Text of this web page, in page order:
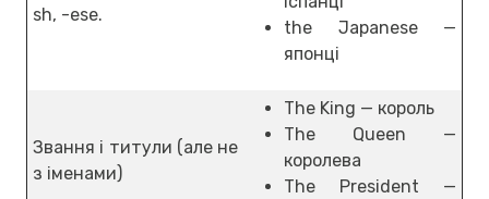
sh, -ese.
the Japanese —
японці
Звання і титули (але не
з іменами)
The King — король
The Queen —
королева
The President —